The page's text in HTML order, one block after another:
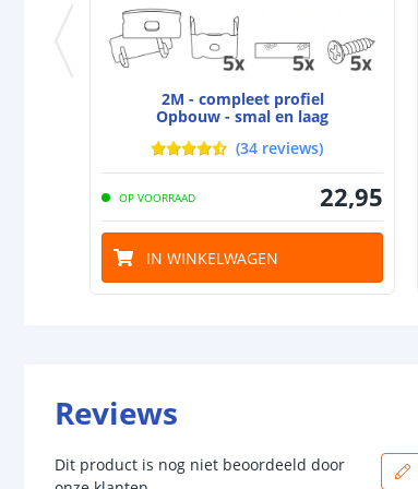
2M - compleet profiel
Opbouw - smal en laag
(34 reviews)
OP VOORRAAD 22,95
IN WINKELWAGEN
Reviews
Dit product is nog niet beoordeeld door